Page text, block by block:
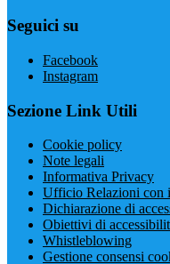
Seguici su
Facebook
Instagram
Sezione Link Utili
Cookie policy
Note legali
Informativa Privacy
Ufficio Relazioni con
Dichiarazione di
Obiettivi di
Whistleblowing
Gestione consensi